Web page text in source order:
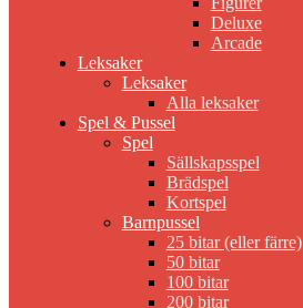
Deluxe
Arcade
Leksaker
Leksaker
Alla leksaker
Spel & Pussel
Spel
Sällskapsspel
Brädspel
Kortspel
Barnpussel
25 bitar (eller färre)
50 bitar
100 bitar
200 bitar